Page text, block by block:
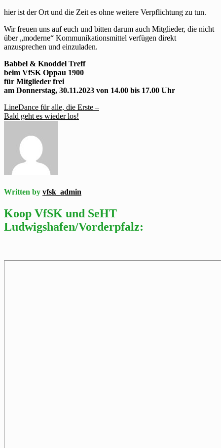
hier ist der Ort und die Zeit es ohne weitere Verpflichtung zu tun.
Wir freuen uns auf euch und bitten darum auch Mitglieder, die nicht
über „moderne“ Kommunikationsmittel verfügen direkt
anzusprechen und einzuladen.
Babbel & Knoddel Treff
beim VfSK Oppau 1900
für Mitglieder frei
am Donnerstag, 30.11.2023 von 14.00 bis 17.00 Uhr
Beitragsnavigation
LineDance für alle, die Erste –
Bald geht es wieder los!
Written by vfsk_admin
Koop VfSK und SeHT
Ludwigshafen/Vorderpfalz: